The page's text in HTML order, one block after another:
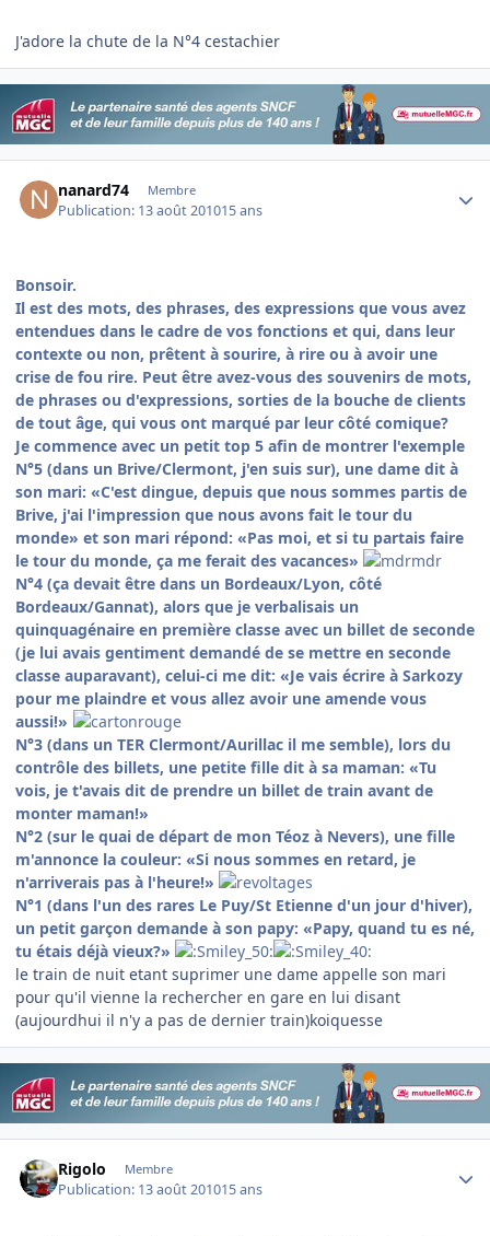
J'adore la chute de la N°4 cestachier
nanard74 Membre
Publication: 13 août 201015 ans
Bonsoir.
Il est des mots, des phrases, des expressions que vous avez
entendues dans le cadre de vos fonctions et qui, dans leur
contexte ou non, prêtent à sourire, à rire ou à avoir une
crise de fou rire. Peut être avez-vous des souvenirs de mots,
de phrases ou d'expressions, sorties de la bouche de clients
de tout âge, qui vous ont marqué par leur côté comique?
Je commence avec un petit top 5 afin de montrer l'exemple
N°5 (dans un Brive/Clermont, j'en suis sur), une dame dit à
son mari: «C'est dingue, depuis que nous sommes partis de
Brive, j'ai l'impression que nous avons fait le tour du
monde» et son mari répond: «Pas moi, et si tu partais faire
le tour du monde, ça me ferait des vacances»
N°4 (ça devait être dans un Bordeaux/Lyon, côté
Bordeaux/Gannat), alors que je verbalisais un
quinquagénaire en première classe avec un billet de seconde
(je lui avais gentiment demandé de se mettre en seconde
classe auparavant), celui-ci me dit: «Je vais écrire à Sarkozy
pour me plaindre et vous allez avoir une amende vous
aussi!»
N°3 (dans un TER Clermont/Aurillac il me semble), lors du
contrôle des billets, une petite fille dit à sa maman: «Tu
vois, je t'avais dit de prendre un billet de train avant de
monter maman!»
N°2 (sur le quai de départ de mon Téoz à Nevers), une fille
m'annonce la couleur: «Si nous sommes en retard, je
n'arriverais pas à l'heure!»
N°1 (dans l'un des rares Le Puy/St Etienne d'un jour d'hiver),
un petit garçon demande à son papy: «Papy, quand tu es né,
tu étais déjà vieux?»
le train de nuit etant suprimer une dame appelle son mari
pour qu'il vienne la rechercher en gare en lui disant
(aujourdhui il n'y a pas de dernier train)koiquesse
Rigolo Membre
Publication: 13 août 201015 ans